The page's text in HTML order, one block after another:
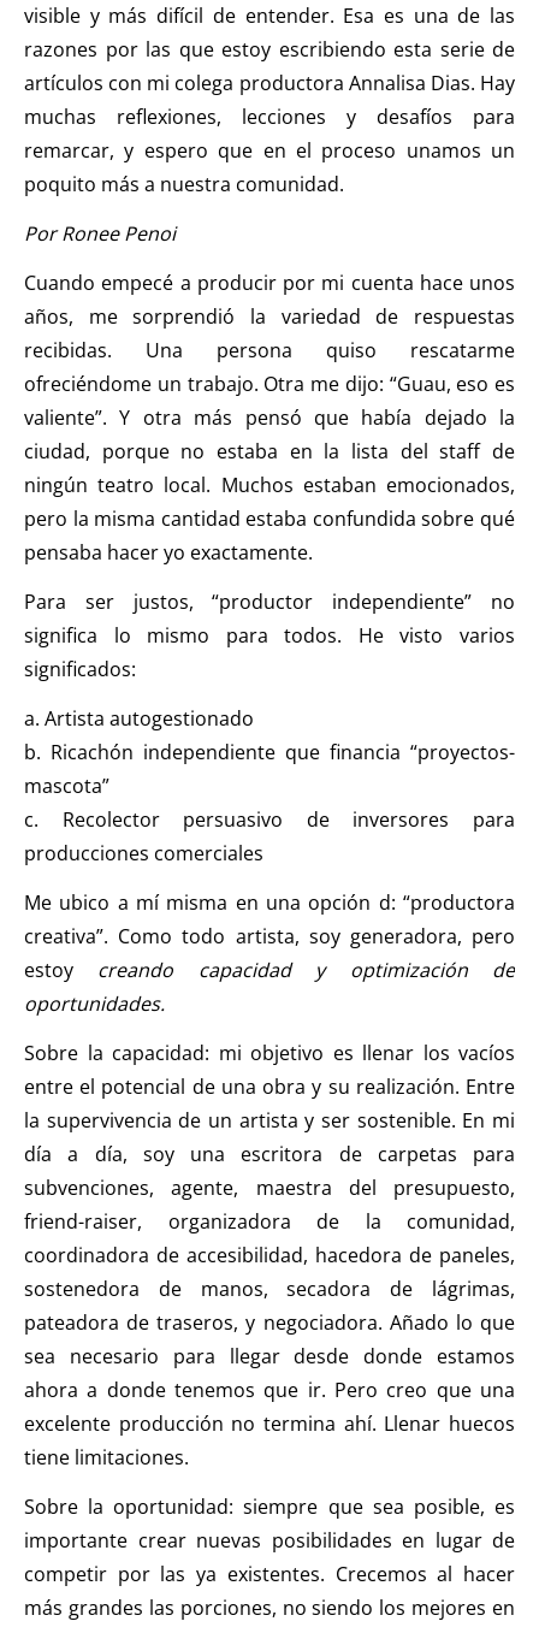
visible y más difícil de entender. Esa es una de las
razones por las que estoy escribiendo esta serie de
artículos con mi colega productora Annalisa Dias. Hay
muchas reflexiones, lecciones y desafíos para
remarcar, y espero que en el proceso unamos un
poquito más a nuestra comunidad.
Por Ronee Penoi
Cuando empecé a producir por mi cuenta hace unos
años, me sorprendió la variedad de respuestas
recibidas. Una persona quiso rescatarme
ofreciéndome un trabajo. Otra me dijo: “Guau, eso es
valiente”. Y otra más pensó que había dejado la
ciudad, porque no estaba en la lista del staff de
ningún teatro local. Muchos estaban emocionados,
pero la misma cantidad estaba confundida sobre qué
pensaba hacer yo exactamente.
Para ser justos, “productor independiente” no
significa lo mismo para todos. He visto varios
significados:
a. Artista autogestionado
b. Ricachón independiente que financia “proyectos-
mascota”
c. Recolector persuasivo de inversores para
producciones comerciales
Me ubico a mí misma en una opción d: “productora
creativa”. Como todo artista, soy generadora, pero
estoy creando capacidad y optimización de
oportunidades.
Sobre la capacidad: mi objetivo es llenar los vacíos
entre el potencial de una obra y su realización. Entre
la supervivencia de un artista y ser sostenible. En mi
día a día, soy una escritora de carpetas para
subvenciones, agente, maestra del presupuesto,
friend-raiser, organizadora de la comunidad,
coordinadora de accesibilidad, hacedora de paneles,
sostenedora de manos, secadora de lágrimas,
pateadora de traseros, y negociadora. Añado lo que
sea necesario para llegar desde donde estamos
ahora a donde tenemos que ir. Pero creo que una
excelente producción no termina ahí. Llenar huecos
tiene limitaciones.
Sobre la oportunidad: siempre que sea posible, es
importante crear nuevas posibilidades en lugar de
competir por las ya existentes. Crecemos al hacer
más grandes las porciones, no siendo los mejores en